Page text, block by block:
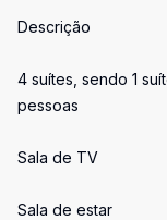
Descrição
4 suítes, sendo 1
pessoas
Sala de TV
Sala de estar